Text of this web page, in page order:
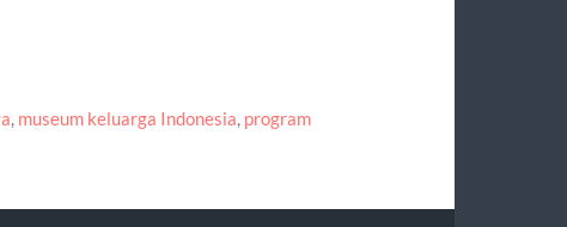
, museum keluarga Indonesia, program